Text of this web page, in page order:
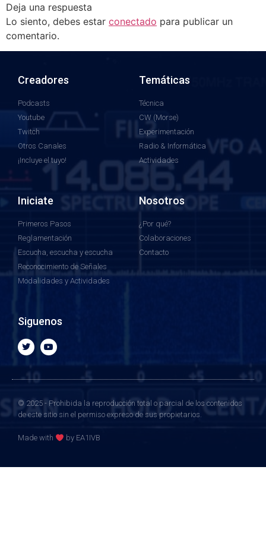
Deja una respuesta
Lo siento, debes estar conectado para publicar un
comentario.
Creadores
Podcasts
Youtube
Twitch
Otros Canales
¡Incluye el tuyo!
Temáticas
Técnica
CW (Morse)
Experimentación
Radio & Informática
Actividades
Iniciate
Primeros Pasos
Reglamentación
Escucha, escucha y escucha
Reconocimiento de Señales
Modalidades y Actividades
Nosotros
¿Por qué?
Colaboraciones
Contacto
Siguenos
© 2025 - Prohibida la reproducción total o parcial de los contenidos
de este sitio sin el permiso expreso de sus propietarios.
Made with by EA1IVB